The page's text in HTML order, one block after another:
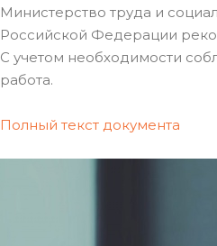
Министерство труда и
Российской Федерации
С учетом необходимости
работа.
Полный текст документа